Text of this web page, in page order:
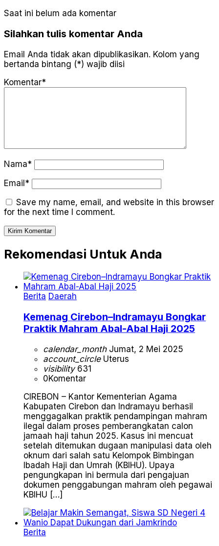
Saat ini belum ada komentar
Silahkan tulis komentar Anda
Email Anda tidak akan dipublikasikan. Kolom yang
bertanda bintang (*) wajib diisi
Komentar*
Nama*
Email*
Save my name, email, and website in this browser
for the next time I comment.
Rekomendasi Untuk Anda
Berita Daerah
Kemenag Cirebon–Indramayu Bongkar
Praktik Mahram Abal-Abal Haji 2025
calendar_monthJumat, 2 Mei 2025
account_circleUterus
visibility631
0Komentar
CIREBON – Kantor Kementerian Agama
Kabupaten Cirebon dan Indramayu berhasil
menggagalkan praktik pendampingan mahram
ilegal dalam proses pemberangkatan calon
jamaah haji tahun 2025. Kasus ini mencuat
setelah ditemukan dugaan manipulasi data oleh
oknum dari salah satu Kelompok Bimbingan
Ibadah Haji dan Umrah (KBIHU). Upaya
pengungkapan ini bermula dari pengajuan
dokumen penggabungan mahram oleh pegawai
KBIHU […]
Berita